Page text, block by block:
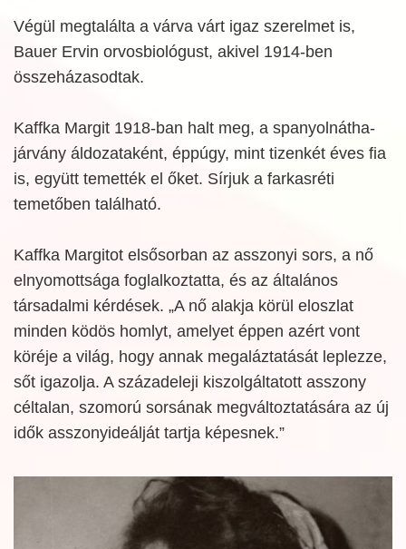
Végül megtalálta a várva várt igaz szerelmet is,
Bauer Ervin orvosbiológust, akivel 1914-ben
összeházasodtak.
Kaffka Margit 1918-ban halt meg, a spanyolnátha-
járvány áldozataként, éppúgy, mint tizenkét éves fia
is, együtt temették el őket. Sírjuk a farkasréti
temetőben található.
Kaffka Margitot elsősorban az asszonyi sors, a nő
elnyomottsága foglalkoztatta, és az általános
társadalmi kérdések. „A nő alakja körül eloszlat
minden ködös homlyt, amelyet éppen azért vont
köréje a világ, hogy annak megaláztatását leplezze,
sőt igazolja. A századeleji kiszolgáltatott asszony
céltalan, szomorú sorsának megváltoztatására az új
idők asszonyideálját tartja képesnek.”